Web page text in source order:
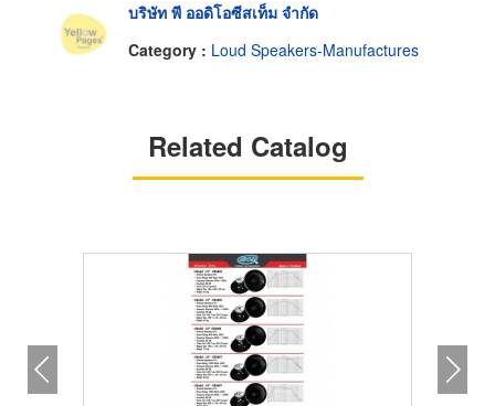
บริษัท พี ออดิโอซีสเท็ม จำกัด
Category : Loud Speakers-Manufactures
Related Catalog